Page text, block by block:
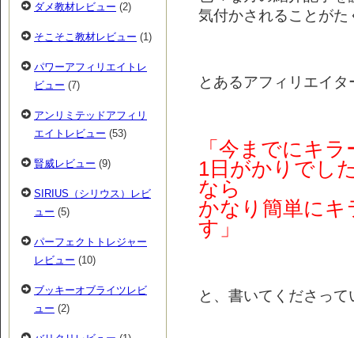
気付かされることが
とあるアフィリエイタ
「今までにキ
1日がかりでし
なら
かなり簡単にキ
す」
と、書いてくださって
ダメ教材レビュー (2)
そこそこ教材レビュー (1)
パワーアフィリエイトレ
ビュー (7)
アンリミテッドアフィリ
エイトレビュー (53)
賢威レビュー (9)
SIRIUS（シリウス）レビ
ュー (5)
パーフェクトトレジャー
レビュー (10)
ブッキーオブライツレビ
ュー (2)